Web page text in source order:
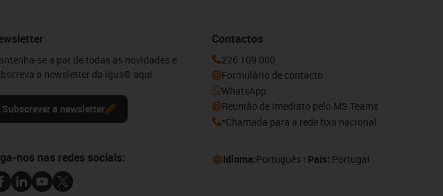
se a par de todas as novidades e
a newsletter da igus® aqui.
Subscrever a newsletter
Contactos
226 109 000
Formulário de contacto
WhatsApp
Reunião de imediato pelo MS Teams
*Chamada para a rede fixa nacional
nos nas redes sociais: Idioma:Português País: Portugal